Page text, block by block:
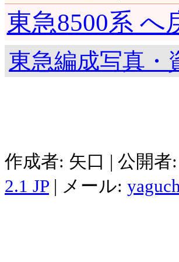
東急8500系 へ
東急編成写真・
作成者: 矢口 | 公開
2.1 JP | メール: